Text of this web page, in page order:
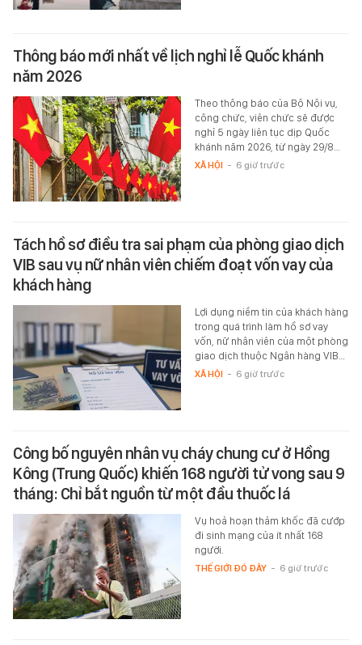
Thông báo mới nhất về lịch nghỉ lễ Quốc khánh
năm 2026
Theo thông báo của Bộ Nội vụ,
công chức, viên chức sẽ được
nghỉ 5 ngày liên tục dịp Quốc
khánh năm 2026, từ ngày 29/8…
XÃ HỘI - 6 giờ trước
Tách hồ sơ điều tra sai phạm của phòng giao dịch
VIB sau vụ nữ nhân viên chiếm đoạt vốn vay của
khách hàng
Lợi dụng niềm tin của khách hàng
trong quá trình làm hồ sơ vay
vốn, nữ nhân viên của một phòng
giao dịch thuộc Ngân hàng VIB…
XÃ HỘI - 6 giờ trước
Công bố nguyên nhân vụ cháy chung cư ở Hồng
Kông (Trung Quốc) khiến 168 người tử vong sau 9
tháng: Chỉ bắt nguồn từ một đầu thuốc lá
Vụ hoả hoạn thảm khốc đã cướp
đi sinh mạng của ít nhất 168
người.
THẾ GIỚI ĐÓ ĐÂY - 6 giờ trước